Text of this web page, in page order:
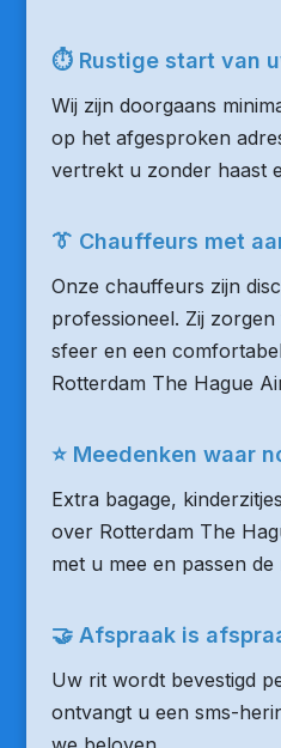
⏱ Rustige start van
Wij zijn doorgaans
op het afgesproken
vertrekt u zonder haast
👔 Chauffeurs met
Onze chauffeurs zijn
professioneel. Zij
sfeer en een
Rotterdam The Hague
⭐ Meedenken waar
Extra bagage,
over Rotterdam The
met u mee en passen
🤝 Afspraak is
Uw rit wordt bevestigd
ontvangt u een sms-